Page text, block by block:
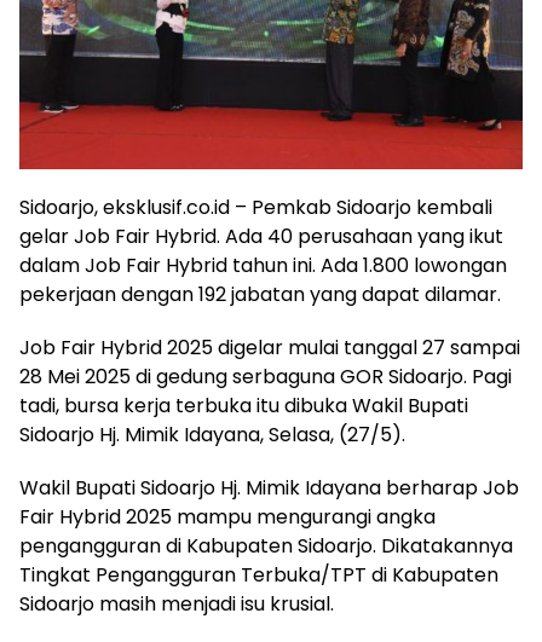
Sidoarjo, eksklusif.co.id – Pemkab Sidoarjo kembali
gelar Job Fair Hybrid. Ada 40 perusahaan yang ikut
dalam Job Fair Hybrid tahun ini. Ada 1.800 lowongan
pekerjaan dengan 192 jabatan yang dapat dilamar.
Job Fair Hybrid 2025 digelar mulai tanggal 27 sampai
28 Mei 2025 di gedung serbaguna GOR Sidoarjo. Pagi
tadi, bursa kerja terbuka itu dibuka Wakil Bupati
Sidoarjo Hj. Mimik Idayana, Selasa, (27/5).
Wakil Bupati Sidoarjo Hj. Mimik Idayana berharap Job
Fair Hybrid 2025 mampu mengurangi angka
pengangguran di Kabupaten Sidoarjo. Dikatakannya
Tingkat Pengangguran Terbuka/TPT di Kabupaten
Sidoarjo masih menjadi isu krusial.